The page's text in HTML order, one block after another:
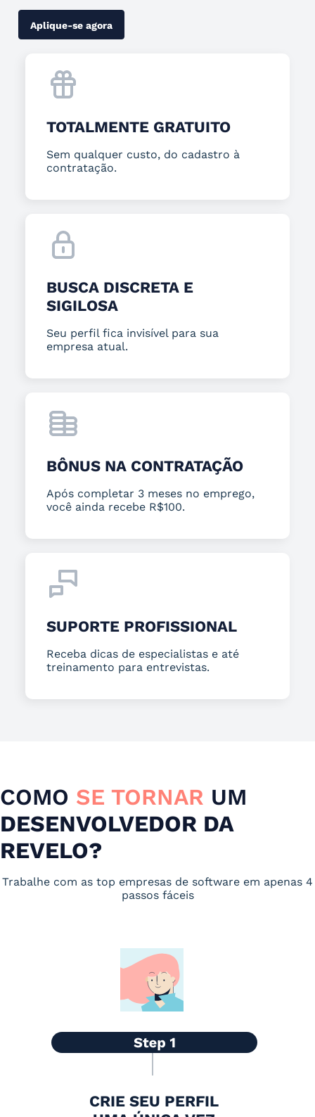
Aplique-se agora
TOTALMENTE GRATUITO
Sem qualquer custo, do cadastro à
contratação.
BUSCA DISCRETA E
SIGILOSA
Seu perfil fica invisível para sua
empresa atual.
BÔNUS NA CONTRATAÇÃO
Após completar 3 meses no emprego,
você ainda recebe R$100.
SUPORTE PROFISSIONAL
Receba dicas de especialistas e até
treinamento para entrevistas.
COMO SE TORNAR UM
DESENVOLVEDOR DA
REVELO?
Trabalhe com as top empresas de software em apenas 4
passos fáceis
CRIE SEU PERFIL